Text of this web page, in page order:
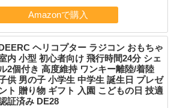
ヘリコプター ラジコン おもちゃ
内 小型 初心者向け 飛行時間24分 シェ
2個付き 高度維持 ワンキー離陸/着陸
供 男の子 小学生 中学生 誕生日 プレゼ
ト 贈り物 ギフト 入園 こどもの日 技適
証済み DE28